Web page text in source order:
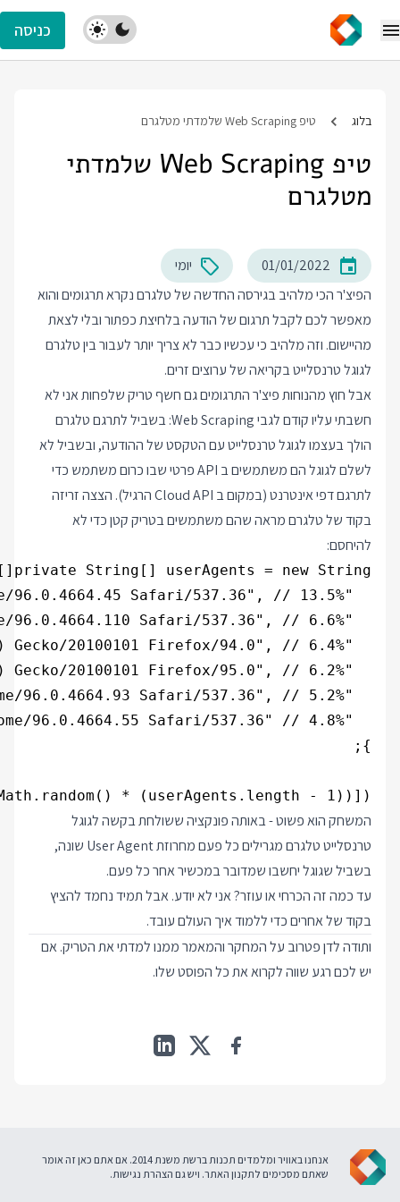
כניסה
בלוג טיפ Web Scraping שלמדתי מטלגרם
טיפ Web Scraping שלמדתי
מטלגרם
01/01/2022
יומי
הפיצ'ר הכי מלהיב בגירסה החדשה של טלגרם נקרא תרגומים והוא
מאפשר לכם לקבל תרגום של הודעה בלחיצת כפתור ובלי לצאת
מהיישום. וזה מלהיב כי עכשיו כבר לא צריך יותר לעבור בין טלגרם
לגוגל טרנסלייט בקריאה של ערוצים זרים.
אבל חוץ מהנוחות פיצ'ר התרגומים גם חשף טריק שלפחות אני לא
חשבתי עליו קודם לגבי Web Scraping: בשביל לתרגם טלגרם
הולך בעצמו לגוגל טרנסלייט עם הטקסט של ההודעה, ובשביל לא
לשלם לגוגל הם משתמשים ב API פרטי שבו כרום משתמש כדי
לתרגם דפי אינטרנט (במקום ב Cloud API הרגיל). הצצה זריזה
בקוד של טלגרם מראה שהם משתמשים בטריק קטן כדי לא
להיחסם:
* (userAgents.length - 1))]);
המשחק הוא פשוט - באותה פונקציה ששולחת בקשה לגוגל
טרנסלייט טלגרם מגרילים כל פעם מחרוזת User Agent שונה,
בשביל שגוגל יחשבו שמדובר במכשיר אחר כל פעם.
עד כמה זה הכרחי או עוזר? אני לא יודע. אבל תמיד נחמד להציץ
בקוד של אחרים כדי ללמוד איך העולם עובד.
ותודה לדן פטרוב על המחקרוהמאמר ממנו למדתי את הטריק. אם
יש לכם רגע שווה לקרוא את כל הפוסט שלו.
אנחנו באוויר ומלמדים תכנות ברשת משנת 2014. אם אתם כאן זה אומר
שאתם מסכימים לתקנון האתר. ויש גם הצהרת נגישות.